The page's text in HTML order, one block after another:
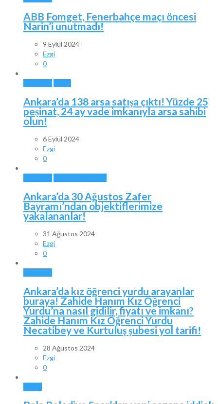
ABB Fomget, Fenerbahçe maçı öncesi
Narin’i unutmadı!
9 Eylül 2024
Ezgi
0
Ankara’da 138 arsa satışa çıktı! Yüzde 25
peşinat, 24 ay vade imkanıyla arsa sahibi
olun!
6 Eylül 2024
Ezgi
0
Ankara’da 30 Ağustos Zafer
Bayramı’ndan objektiflerimize
yakalananlar!
31 Ağustos 2024
Ezgi
0
Ankara’da kız öğrenci yurdu arayanlar
buraya! Zahide Hanım Kız Öğrenci
Yurdu’na nasıl gidilir, fiyatı ve imkanı?
Zahide Hanım Kız Öğrenci Yurdu
Necatibey ve Kurtuluş şubesi yol tarifi!
28 Ağustos 2024
Ezgi
0